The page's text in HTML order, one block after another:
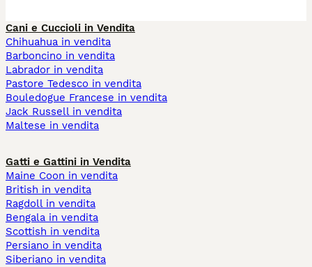
Cani e Cuccioli in Vendita
Chihuahua in vendita
Barboncino in vendita
Labrador in vendita
Pastore Tedesco in vendita
Bouledogue Francese in vendita
Jack Russell in vendita
Maltese in vendita
Gatti e Gattini in Vendita
Maine Coon in vendita
British in vendita
Ragdoll in vendita
Bengala in vendita
Scottish in vendita
Persiano in vendita
Siberiano in vendita